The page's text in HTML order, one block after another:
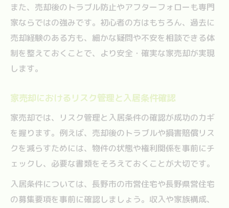
また、売却後のトラブル防止やアフターフォローも専門
家ならではの強みです。初心者の方はもちろん、過去に
売却経験のある方も、細かな疑問や不安を相談できる体
制を整えておくことで、より安全・確実な家売却が実現
します。
家売却におけるリスク管理と入居条件確認
家売却では、リスク管理と入居条件の確認が成功のカギ
を握ります。例えば、売却後のトラブルや損害賠償リス
クを減らすためには、物件の状態や権利関係を事前にチ
ェックし、必要な書類をそろえておくことが大切です。
入居条件については、長野市の市営住宅や長野県営住宅
の募集要項を事前に確認しましょう。収入や家族構成、